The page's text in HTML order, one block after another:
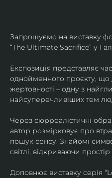
Запрошуємо на виставку
“The Ultimate Sacrifice” у
Експозиція представляє
однойменного проєкту, що
жертовності – одну з
найсуперечливіших тем
Через сюрреалістичні
автор розмірковує про
пошук сенсу. Знайомі
світлі, відкриваючи
Доповнює виставку серія